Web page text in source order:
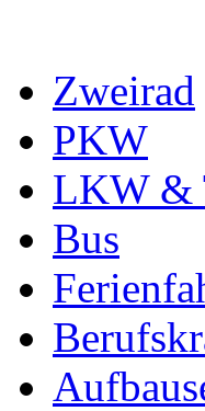
Zweirad
PKW
LKW &
Bus